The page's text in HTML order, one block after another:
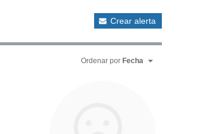
Crear alerta
Ordenar por Fecha